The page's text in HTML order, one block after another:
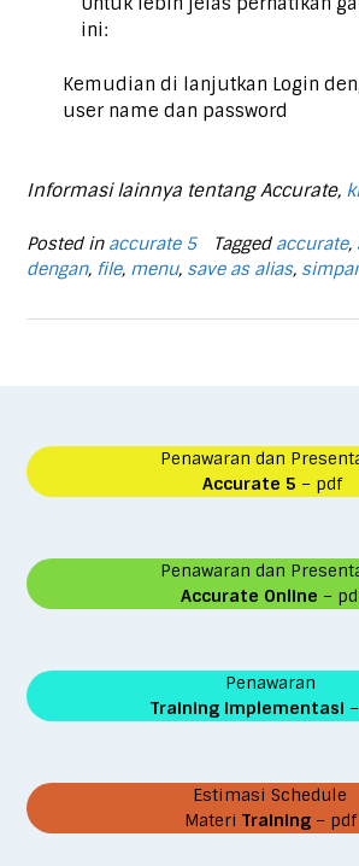
ini:
Kemudian di lanjutkan Login
user name dan password
Informasi lainnya tentang Accurate,
Posted in accurate 5 Tagged accurate,
dengan, file, menu, save as alias,
Penawaran dan
Accurate 5 – pdf
Penawaran dan
Accurate Online –
Penawaran
Training Implementasi
Estimasi Schedule
Materi Training – pdf